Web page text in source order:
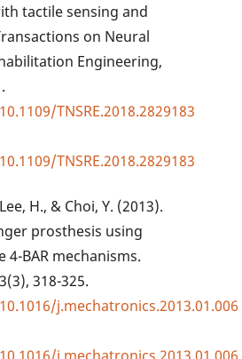
tactile sensing and
on Neural
Engineering,
TNSRE.2018.2829183
TNSRE.2018.2829183
H., & Choi, Y. (2013).
prosthesis using
4-BAR mechanisms.
318-325.
j.mechatronics.2013.01.006
j.mechatronics.2013.01.006